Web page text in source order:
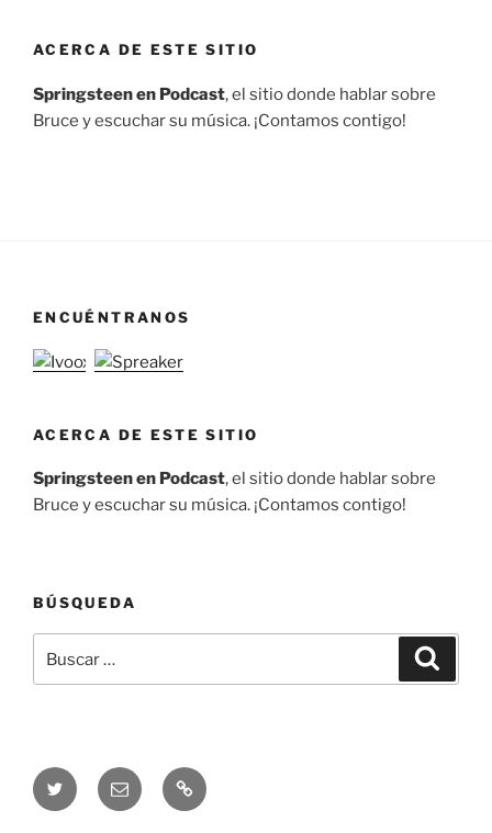
ACERCA DE ESTE SITIO
Springsteen en Podcast, el sitio donde hablar sobre
Bruce y escuchar su música. ¡Contamos contigo!
ENCUÉNTRANOS
ACERCA DE ESTE SITIO
Springsteen en Podcast, el sitio donde hablar sobre
Bruce y escuchar su música. ¡Contamos contigo!
BÚSQUEDA
por:
Twitter Correo
electrónico
Telegram